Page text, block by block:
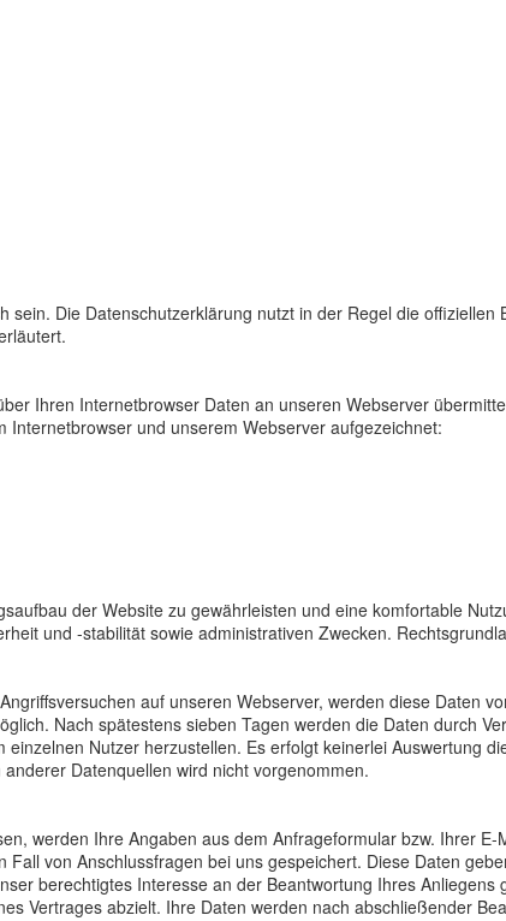
Die Datenschutzerklärung nutzt in der Regel die
Ihren Internetbrowser Daten an unseren Webserver
und unserem Webserver aufgezeichnet:
der Website zu gewährleisten und eine komfortable
und -stabilität sowie administrativen Zwecken.
auf unseren Webserver, werden diese Daten
Nach spätestens sieben Tagen werden die Daten durch
Nutzer herzustellen. Es erfolgt keinerlei Auswertung
Datenquellen wird nicht vorgenommen.
werden Ihre Angaben aus dem Anfrageformular bzw. Ihrer
von Anschlussfragen bei uns gespeichert. Diese Daten
berechtigtes Interesse an der Beantwortung Ihres Anliegens
Vertrages abzielt. Ihre Daten werden nach abschließender